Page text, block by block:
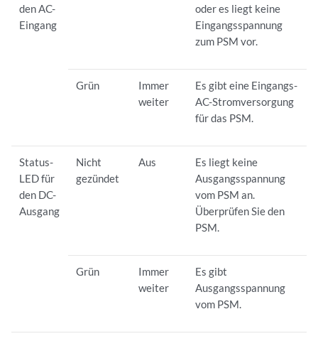
den AC-
Eingang
oder es liegt keine
Eingangsspannung
zum PSM vor.
Grün
Immer
weiter
Es gibt eine Eingangs-
AC-Stromversorgung
für das PSM.
Status-
LED für
den DC-
Ausgang
Nicht
gezündet
Aus
Es liegt keine
Ausgangsspannung
vom PSM an.
Überprüfen Sie den
PSM.
Grün
Immer
weiter
Es gibt
Ausgangsspannung
vom PSM.